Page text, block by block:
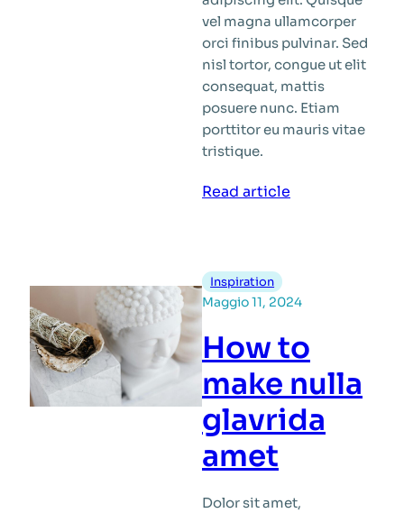
vel magna ullamcorper
orci finibus pulvinar. Sed
nisl tortor, congue ut elit
consequat, mattis
posuere nunc. Etiam
porttitor eu mauris vitae
tristique.
Read article
morbi
senectus
Inspiration
Maggio 11, 2024
How to
make nulla
glavrida
amet
Dolor sit amet,